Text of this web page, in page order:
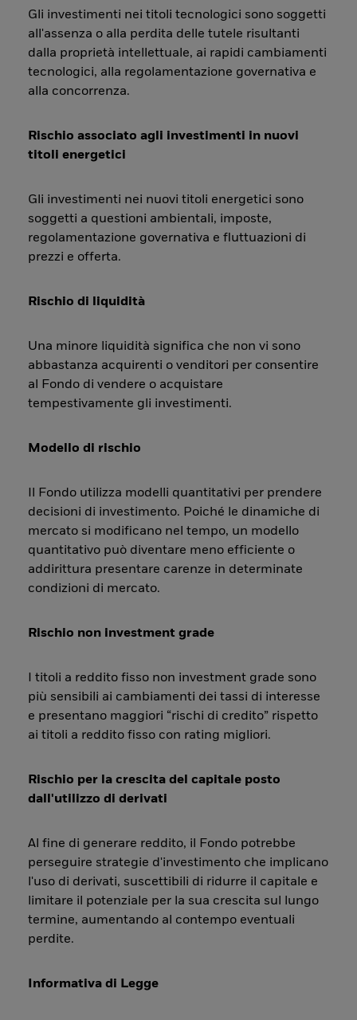
Gli investimenti nei titoli tecnologici sono soggetti
all'assenza o alla perdita delle tutele risultanti
dalla proprietà intellettuale, ai rapidi cambiamenti
tecnologici, alla regolamentazione governativa e
alla concorrenza.
Rischio associato agli investimenti in nuovi
titoli energetici
Gli investimenti nei nuovi titoli energetici sono
soggetti a questioni ambientali, imposte,
regolamentazione governativa e fluttuazioni di
prezzi e offerta.
Rischio di liquidità
Una minore liquidità significa che non vi sono
abbastanza acquirenti o venditori per consentire
al Fondo di vendere o acquistare
tempestivamente gli investimenti.
Modello di rischio
Il Fondo utilizza modelli quantitativi per prendere
decisioni di investimento. Poiché le dinamiche di
mercato si modificano nel tempo, un modello
quantitativo può diventare meno efficiente o
addirittura presentare carenze in determinate
condizioni di mercato.
Rischio non investment grade
I titoli a reddito fisso non investment grade sono
più sensibili ai cambiamenti dei tassi di interesse
e presentano maggiori “rischi di credito” rispetto
ai titoli a reddito fisso con rating migliori.
Rischio per la crescita del capitale posto
dall'utilizzo di derivati
Al fine di generare reddito, il Fondo potrebbe
perseguire strategie d'investimento che implicano
l'uso di derivati, suscettibili di ridurre il capitale e
limitare il potenziale per la sua crescita sul lungo
termine, aumentando al contempo eventuali
perdite.
Informativa di Legge